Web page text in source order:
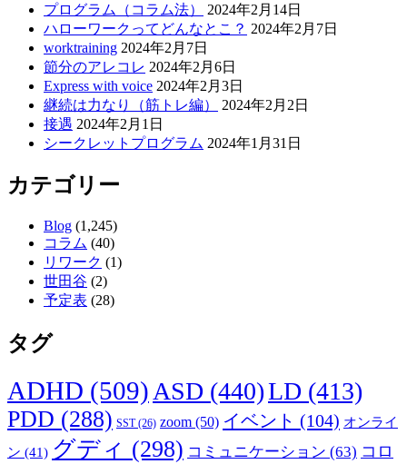
プログラム（コラム法）
2024年2月14日
ハローワークってどんなとこ？ 2024年2月7日
worktraining 2024年2月7日
節分のアレコレ 2024年2月6日
Express with voice 2024年2月3日
継続は力なり（筋トレ編）
2024年2月2日
接遇 2024年2月1日
シークレットプログラム 2024年1月31日
カテゴリー
Blog (1,245)
コラム (40)
リワーク (1)
世田谷 (2)
予定表 (28)
タグ
ADHD (509) ASD (440)LD (413)
PDD (288) SST(26) zoom (50) イベント (104) オンライ
ン (41) グディ (298) コミュニケーション (63) コロ